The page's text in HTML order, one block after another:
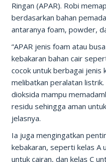
Ringan (APAR). Robi
berdasarkan bahan
antaranya foam, powder,
“APAR jenis foam atau
kebakaran bahan cair
cocok untuk berbagai jenis
melibatkan peralatan
dioksida mampu
residu sehingga aman
jelasnya.
Ia juga mengingatkan
kebakaran, seperti kelas A
untuk cairan, dan kelas C